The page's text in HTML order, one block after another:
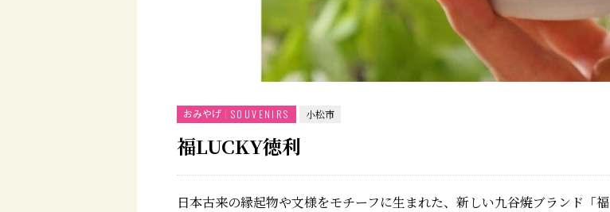
おみやげ SOUVENIRS 小松市
福LUCKY徳利
日本古来の縁起物や文様をモチーフに生まれた、新しい九谷焼ブランド「福